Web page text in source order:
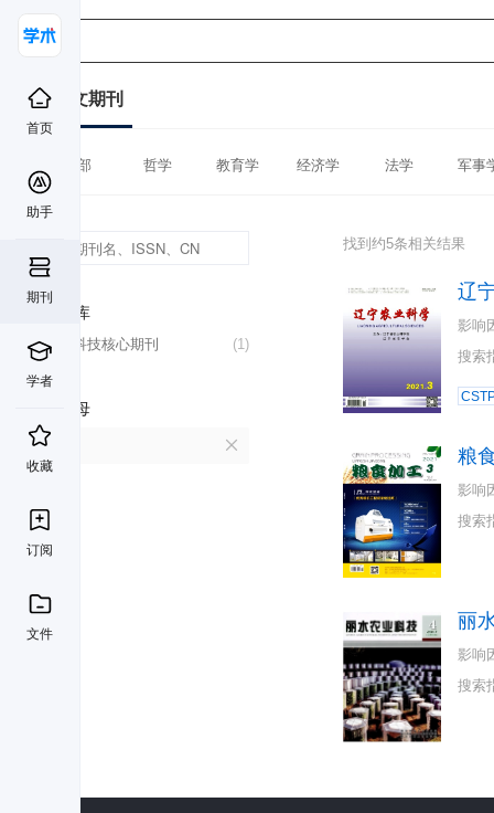
首页
助手
期刊
学者
收藏
订阅
文件
中文期刊
全部 哲学 教育学 经济学 法学 军事
数据库
(1)
中国科技核心期刊
首字母
找到约5条相关结果
辽
影响
搜索
粮
影响
搜索
丽
影响
搜索